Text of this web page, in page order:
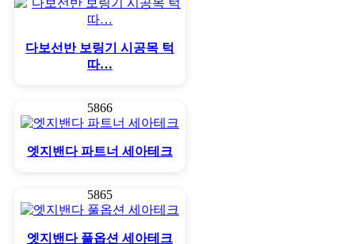
다보선반 보링기 시공목 턱
따…
5866
엣지밴다 파트너 세아테크
5865
엣지밴다 풀옵션 세아테크